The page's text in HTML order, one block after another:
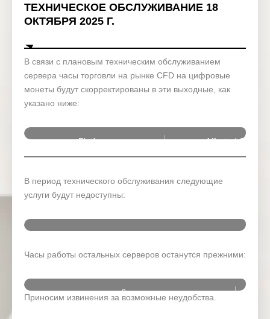
ТЕХНИЧЕСКОЕ ОБСЛУЖИВАНИЕ 18
ОКТЯБРЯ 2025 Г.
В связи с плановым техническим обслуживанием
сервера часы торговли на рынке CFD на цифровые
монеты будут скорректированы в эти выходные, как
указано ниже:
Platform Affected Server
VantageInternational-
VantageInternational-
В период технического обслуживания следующие
услуги будут недоступны:
Клиентский портал
Часы работы остальных серверов останутся прежними:
Дата
Приносим извинения за возможные неудобства.